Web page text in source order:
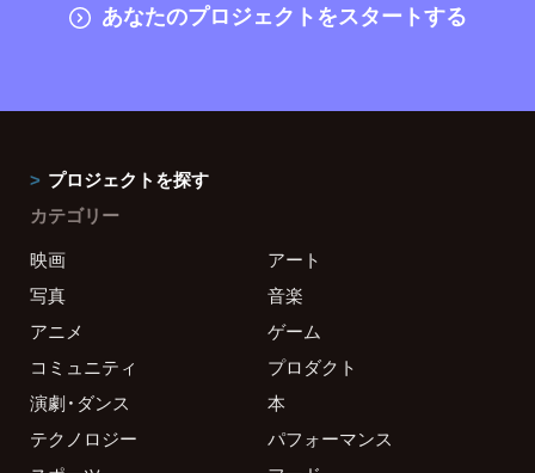
あなたのプロジェクトをスタートする
プロジェクトを探す
カテゴリー
映画
アート
写真
音楽
アニメ
ゲーム
コミュニティ
プロダクト
演劇・ダンス
本
テクノロジー
パフォーマンス